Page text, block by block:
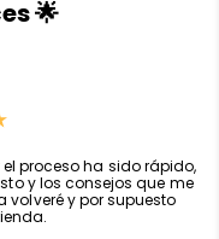
controlados.
,repuestos
patinete
🌟
velocidad para kukirin g2
100%